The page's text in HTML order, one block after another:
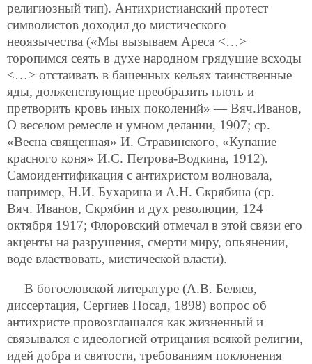
религиозный тип). Антихристианский протест
символистов доходил до мистического
неоязычества («Мы вызываем Ареса <…>
торопимся сеять в духе народном грядущие всходы
<…> отстаивать в башенных кельях таинственные
яды, долженствующие преобразить плоть и
претворить кровь иных поколений» — Вяч.Иванов,
О веселом ремесле и умном делании, 1907; ср.
«Весна священная» И. Стравинского, «Купание
красного коня» И.С. Петрова-Водкина, 1912).
Самоидентификация с антихристом волновала,
например, Н.И. Бухарина и А.Н. Скрябина (ср.
Вяч. Иванов, Скрябин и дух революции, 124
октября 1917; Флоровский отмечал в этой связи его
акценты на разрушения, смерти миру, опьянении,
воде властвовать, мистической власти).
В богословской литературе (А.В. Беляев,
диссертация, Сергиев Посад, 1898) вопрос об
антихристе провозглашался как жизненный и
связывался с идеологией отрицания всякой религии,
идей добра и святости, требованиям поклонения